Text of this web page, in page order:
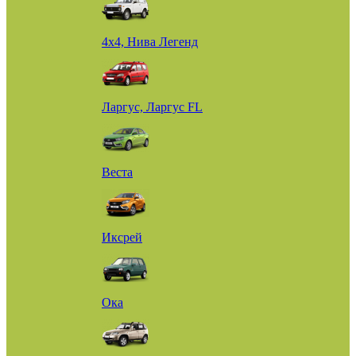
4х4, Нива Легенд
Ларгус, Ларгус FL
Веста
Иксрей
Ока